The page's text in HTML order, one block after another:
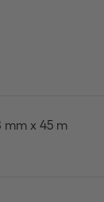
mm x 45 m